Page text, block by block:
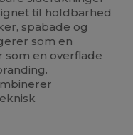
til holdbarhed
spabade og
som en
en overflade